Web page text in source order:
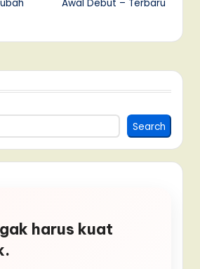
Awal Debut – Terbaru
Search
harus kuat